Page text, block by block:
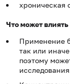
хроническая
Что может влиять
Применение
так или
поэтому